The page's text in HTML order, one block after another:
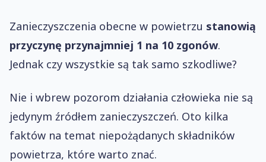
Zanieczyszczenia obecne w powietrzu stanowią
przyczynę przynajmniej 1 na 10 zgonów.
Jednak czy wszystkie są tak samo szkodliwe?
Nie i wbrew pozorom działania człowieka nie są
jedynym źródłem zanieczyszczeń. Oto kilka
faktów na temat niepożądanych składników
powietrza, które warto znać.